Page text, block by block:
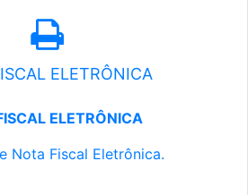
ELETRÔNICA
ELETRÔNICA
Nota Fiscal Eletrônica.